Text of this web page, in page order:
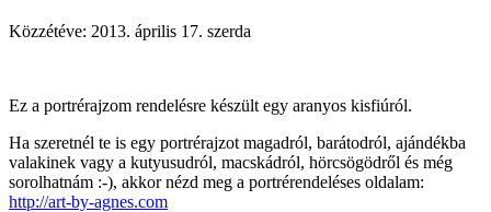
Közzétéve: 2013. április 17. szerda
Ez a portrérajzom rendelésre készült egy aranyos kisfiúról.
Ha szeretnél te is egy portrérajzot magadról, barátodról, ajándékba
valakinek vagy a kutyusudról, macskádról, hörcsögödről és még
sorolhatnám :-), akkor nézd meg a portrérendeléses oldalam:
http://art-by-agnes.com